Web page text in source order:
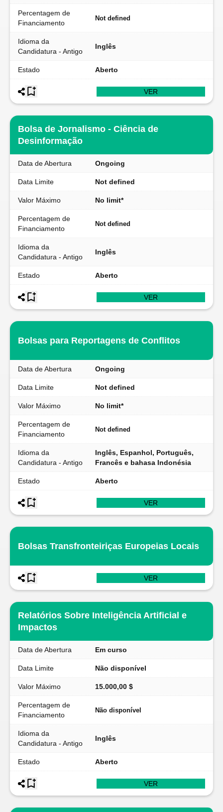
Percentagem de
Financiamento
Not defined
Idioma da
Candidatura - Antigo
Inglês
Estado Aberto
VER
Bolsa de Jornalismo - Ciência de
Desinformação
Data de Abertura Ongoing
Data Limite Not defined
Valor Máximo No limit*
Percentagem de
Financiamento
Not defined
Idioma da
Candidatura - Antigo
Inglês
Estado Aberto
VER
Bolsas para Reportagens de Conflitos
Data de Abertura Ongoing
Data Limite Not defined
Valor Máximo No limit*
Percentagem de
Financiamento
Not defined
Idioma da
Candidatura - Antigo
Inglês, Espanhol, Português,
Francês e bahasa Indonésia
Estado Aberto
VER
Bolsas Transfronteiriças Europeias Locais
VER
Relatórios Sobre Inteligência Artificial e
Impactos
Data de Abertura Em curso
Data Limite Não disponível
Valor Máximo 15.000,00 $
Percentagem de
Financiamento
Não disponível
Idioma da
Candidatura - Antigo
Inglês
Estado Aberto
VER